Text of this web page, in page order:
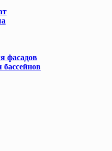
фасадов